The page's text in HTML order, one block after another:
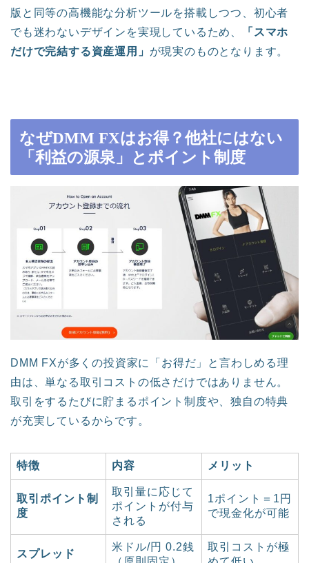
版と同等の高機能な分析ツールを搭載しつつ、初心者
でも迷わないデザインを実現しているため、
「スマホ
だけで完結する資産運用」 が現実のものとなります。
なぜDMM FXはお得？他社にはない
「利益の源泉」とポイント制度
DMM FXが多くの投資家に「お得だ」と言わしめる理
由は、単なる取引コストの低さだけではありません。
取引をするたびに貯まるポイント制度や、独自の特典
が充実しているからです。
特徴 内容 メリット
取引ポイント制
度
取引量に応じて
ポイントが付与
される
1ポイント＝1円
で現金化が可能
スプレッド
米ドル/円 0.2銭
取引コストが極